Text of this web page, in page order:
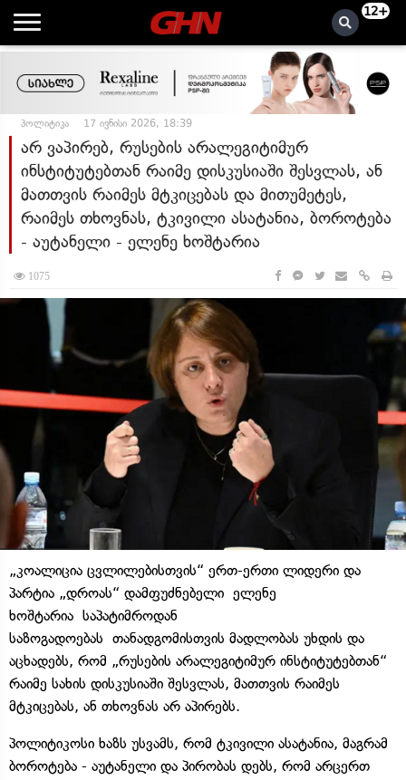
12+
პოლიტიკა 17 ივნისი 2026, 18:39
არ ვაპირებ, რუსების არალეგიტიმურ
ინსტიტუტებთან რაიმე დისკუსიაში შესვლას, ან
მათთვის რაიმეს მტკიცებას და მითუმეტეს,
რაიმეს თხოვნას, ტკივილი ასატანია, ბოროტება
- აუტანელი - ელენე ხოშტარია
1075
„კოალიცია ცვლილებისთვის“ ერთ-ერთი ლიდერი და
პარტია „დროას“ დამფუძნებელი ელენე
ხოშტარია საპატიმროდან
საზოგადოებას თანადგომისთვის მადლობას უხდის და
აცხადებს, რომ „რუსების არალეგიტიმურ ინსტიტუტებთან“
რაიმე სახის დისკუსიაში შესვლას, მათთვის რაიმეს
მტკიცებას, ან თხოვნას არ აპირებს.
პოლიტიკოსი ხაზს უსვამს, რომ ტკივილი ასატანია, მაგრამ
ბოროტება - აუტანელი და პირობას დებს, რომ არცერთ